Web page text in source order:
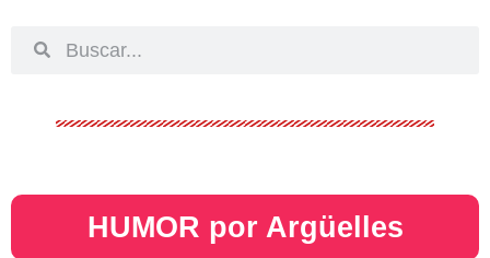
HUMOR por Argüelles​